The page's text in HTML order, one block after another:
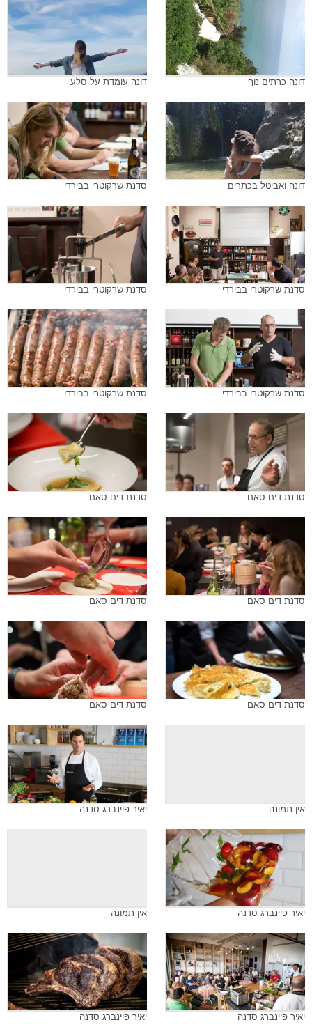
דונה כרתים נוף דונה עומדת על סלע
דונה ואביטל בכתרים סדנת שרקוטרי בבירדי
סדנת שרקוטרי בבירדי סדנת שרקוטרי בבירדי
סדנת שרקוטרי בבירדי סדנת שרקוטרי בבירדי
סדנת דים סאם סדנת דים סאם
סדנת דים סאם סדנת דים סאם
סדנת דים סאם סדנת דים סאם
אין תמונה יאיר פיינברג סדנה
יאיר פיינברג סדנה אין תמונה
יאיר פיינברג סדנה יאיר פיינברג סדנה